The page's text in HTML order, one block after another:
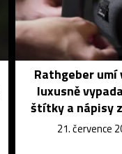
Rathgeber
luxusně
štítky a nápisy
21. července